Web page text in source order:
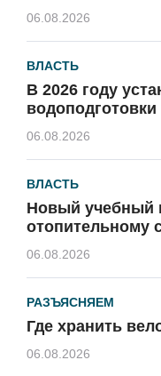
06.08.2026
ВЛАСТЬ
В 2026 году
06.08.2026
ВЛАСТЬ
Новый учебный
отопительному
06.08.2026
РАЗЪЯСНЯЕМ
Где хранить
06.08.2026